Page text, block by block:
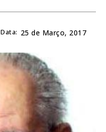
Data: 25 de Março, 2017